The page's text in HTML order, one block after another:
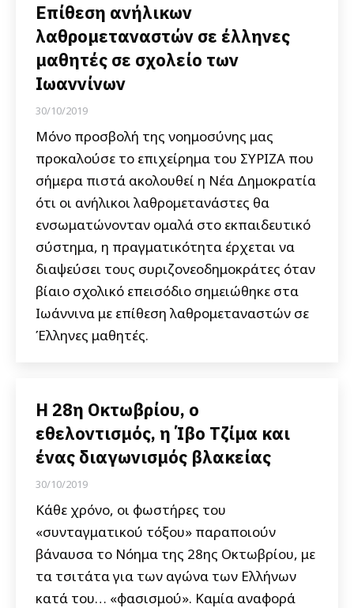
Επίθεση ανήλικων
λαθρομεταναστών σε έλληνες
μαθητές σε σχολείο των
Ιωαννίνων
30/10/2019
Μόνο προσβολή της νοημοσύνης μας
προκαλούσε το επιχείρημα του ΣΥΡΙΖΑ που
σήμερα πιστά ακολουθεί η Νέα Δημοκρατία
ότι οι ανήλικοι λαθρομετανάστες θα
ενσωματώνονταν ομαλά στο εκπαιδευτικό
σύστημα, η πραγματικότητα έρχεται να
διαψεύσει τους συριζονεοδημοκράτες όταν
βίαιο σχολικό επεισόδιο σημειώθηκε στα
Ιωάννινα με επίθεση λαθρομεταναστών σε
Έλληνες μαθητές.
Η 28η Οκτωβρίου, ο
εθελοντισμός, η Ίβο Τζίμα και
ένας διαγωνισμός βλακείας
30/10/2019
Κάθε χρόνο, οι φωστήρες του
«συνταγματικού τόξου» παραποιούν
βάναυσα το Νόημα της 28ης Οκτωβρίου, με
τα τσιτάτα για των αγώνα των Ελλήνων
κατά του… «φασισμού». Καμία αναφορά